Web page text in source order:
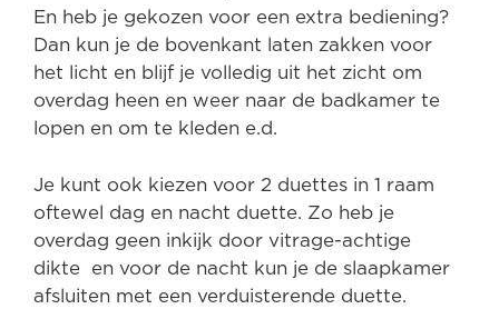
En heb je gekozen voor een extra bediening?
Dan kun je de bovenkant laten zakken voor
het licht en blijf je volledig uit het zicht om
overdag heen en weer naar de badkamer te
lopen en om te kleden e.d.
Je kunt ook kiezen voor 2 duettes in 1 raam
oftewel dag en nacht duette. Zo heb je
overdag geen inkijk door vitrage-achtige
dikte en voor de nacht kun je de slaapkamer
afsluiten met een verduisterende duette.